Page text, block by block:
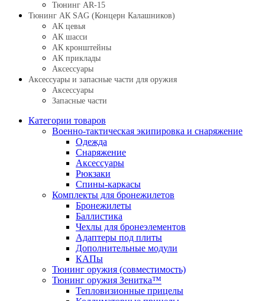
Тюнинг AR-15
Тюнинг АК SAG (Концерн Калашников)
АК цевья
АК шасси
АК кронштейны
АК приклады
Аксессуары
Аксессуары и запасные части для оружия
Аксессуары
Запасные части
Категории товаров
Военно-тактическая экипировка и снаряжение
Одежда
Снаряжение
Аксессуары
Рюкзаки
Спины-каркасы
Комплекты для бронежилетов
Бронежилеты
Баллистика
Чехлы для бронеэлементов
Адаптеры под плиты
Дополнительные модули
КАПы
Тюнинг оружия (совместимость)
Тюнинг оружия Зенитка™
Тепловизионные прицелы